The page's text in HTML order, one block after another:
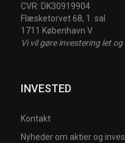
CVR: DK30919904
Flæsketorvet 68, 1. sal
1711 København V
Vi vil gøre investering let
INVESTED
Kontakt
Nyheder om aktier og